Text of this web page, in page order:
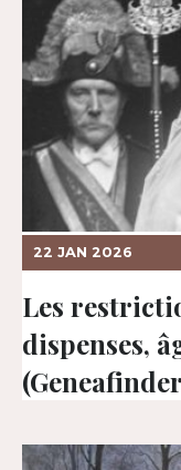
22 JAN 2026
Les
dispenses,